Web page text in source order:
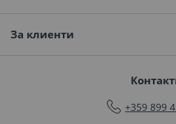
За клиенти
+359 899